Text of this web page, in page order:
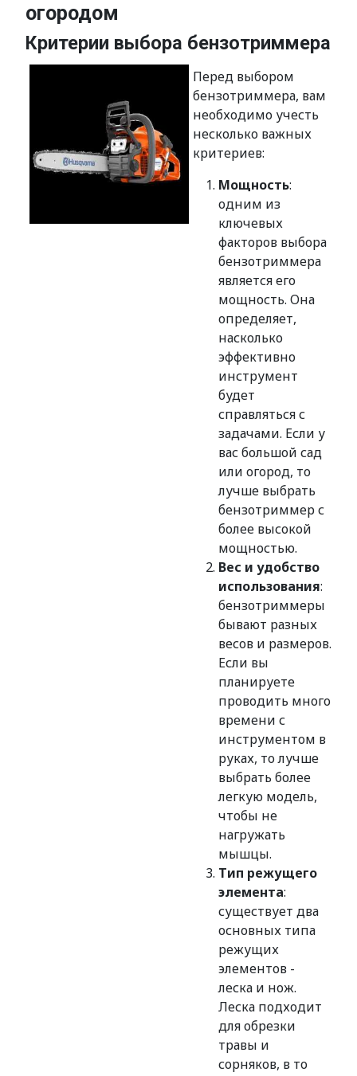
огородом
Критерии выбора бензотриммера
Перед выбором
бензотриммера, вам
необходимо учесть
несколько важных
критериев:
Мощность:
одним из
ключевых
факторов выбора
бензотриммера
является его
мощность. Она
определяет,
насколько
эффективно
инструмент
будет
справляться с
задачами. Если у
вас большой сад
или огород, то
лучше выбрать
бензотриммер с
более высокой
мощностью.
Вес и удобство
использования:
бензотриммеры
бывают разных
весов и размеров.
Если вы
планируете
проводить много
времени с
инструментом в
руках, то лучше
выбрать более
легкую модель,
чтобы не
нагружать
мышцы.
Тип режущего
элемента:
существует два
основных типа
режущих
элементов -
леска и нож.
Леска подходит
для обрезки
травы и
сорняков, в то